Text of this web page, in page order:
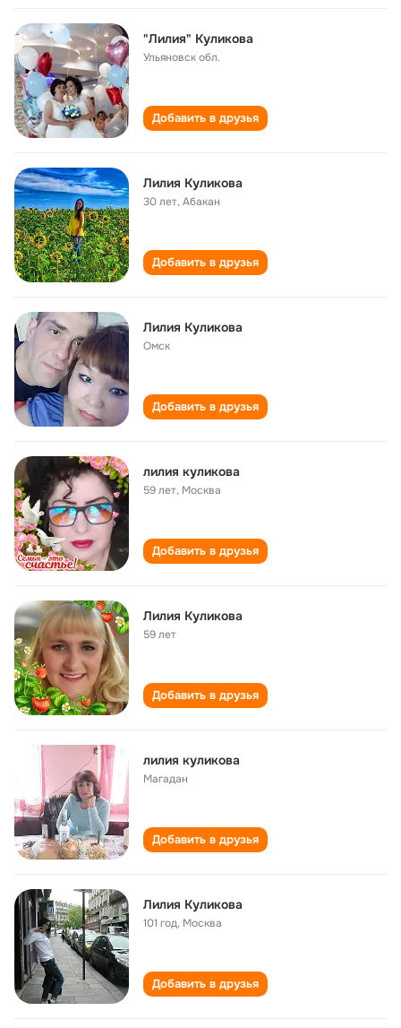
"Лилия" Куликова
Ульяновск обл.
Добавить в друзья
Лилия Куликова
30 лет,Абакан
Добавить в друзья
Лилия Куликова
Омск
Добавить в друзья
лилия куликова
59 лет, Москва
Добавить в друзья
Лилия Куликова
59 лет
Добавить в друзья
лилия куликова
Магадан
Добавить в друзья
Лилия Куликова
101 год, Москва
Добавить в друзья